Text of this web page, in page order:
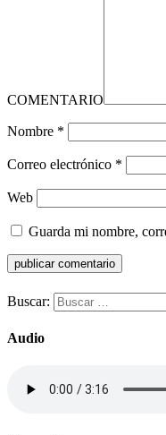
COMENTARIO
Nombre *
Correo electrónico *
Web
Guarda mi nombre,
Buscar:
Audio